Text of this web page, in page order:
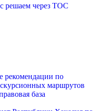
решаем через ТОС
рекомендации по
маршрутов
база